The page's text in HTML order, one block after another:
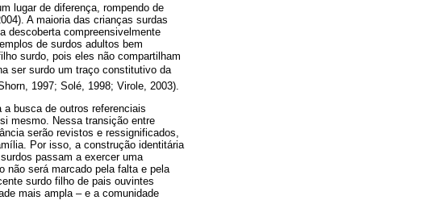
lugar de diferença, rompendo de
A maioria das crianças surdas
descoberta compreensivelmente
de surdos adultos bem
surdo, pois eles não compartilham
surdo um traço constitutivo da
1997; Solé, 1998; Virole, 2003).
busca de outros referenciais
mesmo. Nessa transição entre
serão revistos e ressignificados,
Por isso, a construção identitária
passam a exercer uma
não será marcado pela falta e pela
surdo filho de pais ouvintes
mais ampla – e a comunidade